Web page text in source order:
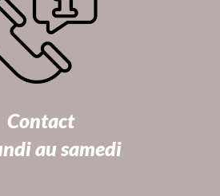
Contact
au samedi